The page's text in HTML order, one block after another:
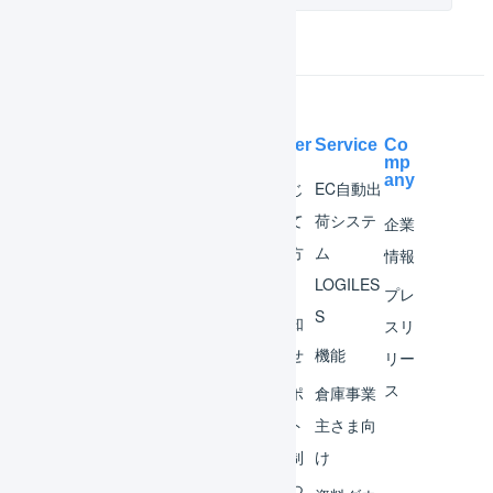
Help Center
はじ
めて
の方
お知
らせ
サポ
ート
体制
Service
EC自動出
荷システ
ム
LOGILES
S
機能
倉庫事業
主さま向
け
Co
mp
any
企業
情報
プレ
スリ
リー
ス